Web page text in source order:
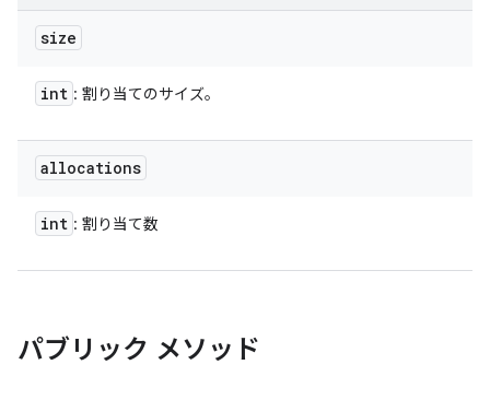
size
int : 割り当てのサイズ。
allocations
int : 割り当て数
パブリック メソッド